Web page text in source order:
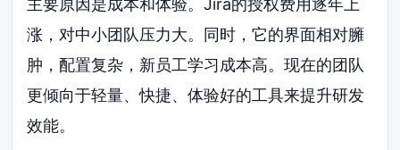
主要原因是成本和体验。Jira的授权费用逐年上
涨，对中小团队压力大。同时，它的界面相对臃
肿，配置复杂，新员工学习成本高。现在的团队
更倾向于轻量、快捷、体验好的工具来提升研发
效能。